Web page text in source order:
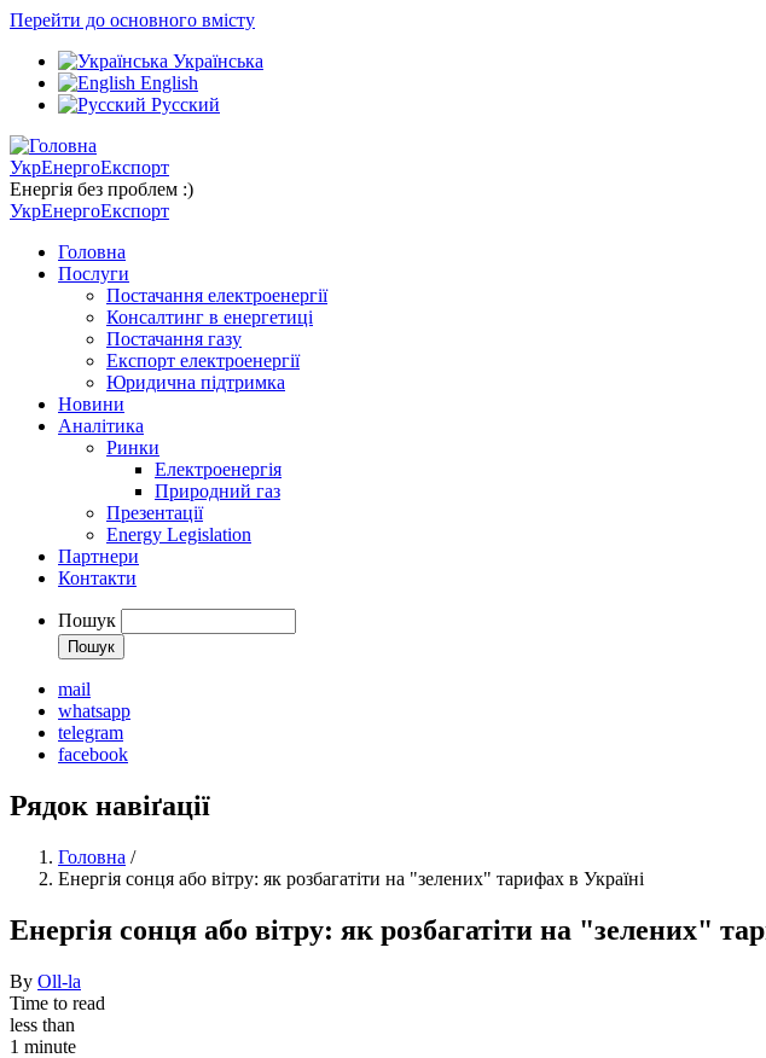
Перейти до основного вмісту
Українська
English
Русский
УкрЕнергоЕкспорт
Енергія без проблем :)
УкрЕнергоЕкспорт
Головна
Послуги
Постачання електроенергії
Консалтинг в енергетиці
Постачання газу
Експорт електроенергії
Юридична підтримка
Новини
Аналітика
Ринки
Електроенергія
Природний газ
Презентації
Energy Legislation
Партнери
Контакти
Пошук
mail
whatsapp
telegram
facebook
Рядок навіґації
Головна /
Енергія сонця або вітру: як розбагатіти на "зелених" тарифах в Україні
Енергія сонця або вітру: як розбагатіти на "зелених"
By Oll-la
Time to read
less than
1 minute